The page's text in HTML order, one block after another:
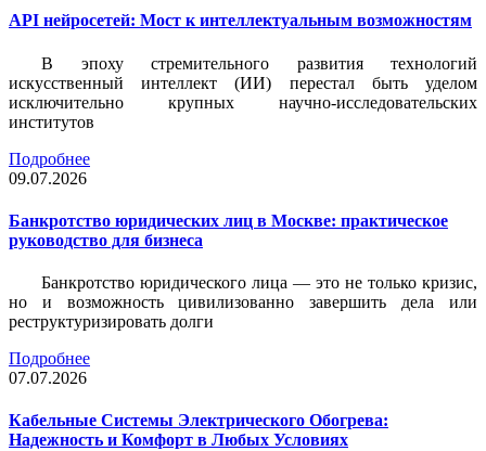
API нейросетей: Мост к интеллектуальным возможностям
В эпоху стремительного развития технологий
искусственный интеллект (ИИ) перестал быть уделом
исключительно крупных научно-исследовательских
институтов
Подробнее
09.07.2026
Банкротство юридических лиц в Москве: практическое
руководство для бизнеса
Банкротство юридического лица — это не только кризис,
но и возможность цивилизованно завершить дела или
реструктуризировать долги
Подробнее
07.07.2026
Кабельные Системы Электрического Обогрева:
Надежность и Комфорт в Любых Условиях